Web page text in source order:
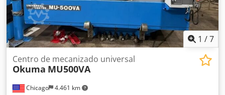
1 /7
Chicago 4.461 km
Centro de mecanizado universal
Okuma MU500VA